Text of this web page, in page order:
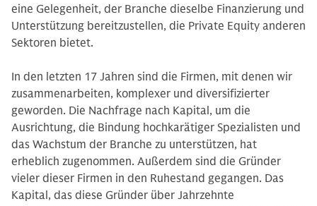
eine Gelegenheit, der Branche dieselbe Finanzierung und
Unterstützung bereitzustellen, die Private Equity anderen
Sektoren bietet.
In den letzten 17 Jahren sind die Firmen, mit denen wir
zusammenarbeiten, komplexer und diversifizierter
geworden. Die Nachfrage nach Kapital, um die
Ausrichtung, die Bindung hochkarätiger Spezialisten und
das Wachstum der Branche zu unterstützen, hat
erheblich zugenommen. Außerdem sind die Gründer
vieler dieser Firmen in den Ruhestand gegangen. Das
Kapital, das diese Gründer über Jahrzehnte